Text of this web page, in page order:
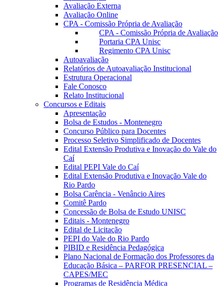
Avaliação Externa
Avaliação Online
CPA - Comissão Própria de Avaliação
CPA - Comissão Própria de Avaliação
Portaria CPA Unisc
Regimento CPA Unisc
Autoavaliação
Relatórios de Autoavaliação Institucional
Estrutura Operacional
Fale Conosco
Relato Institucional
Concursos e Editais
Apresentação
Bolsa de Estudos - Montenegro
Concurso Público para Docentes
Processo Seletivo Simplificado de Docentes
Edital Extensão Produtiva e Inovação do Vale do
Caí
Edital PEPI Vale do Caí
Edital Extensão Produtiva e Inovação Vale do
Rio Pardo
Bolsa Carência - Venâncio Aires
Comitê Pardo
Concessão de Bolsa de Estudo UNISC
Editais - Montenegro
Edital de Licitação
PEPI do Vale do Rio Pardo
PIBID e Residência Pedagógica
Plano Nacional de Formação dos Professores da
Educação Básica – PARFOR PRESENCIAL –
CAPES/MEC
Programas de Residência Médica